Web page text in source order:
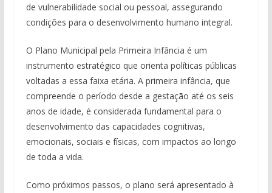
de vulnerabilidade social ou pessoal, assegurando
condições para o desenvolvimento humano integral.
O Plano Municipal pela Primeira Infância é um
instrumento estratégico que orienta políticas públicas
voltadas a essa faixa etária. A primeira infância, que
compreende o período desde a gestação até os seis
anos de idade, é considerada fundamental para o
desenvolvimento das capacidades cognitivas,
emocionais, sociais e físicas, com impactos ao longo
de toda a vida.
Como próximos passos, o plano será apresentado à